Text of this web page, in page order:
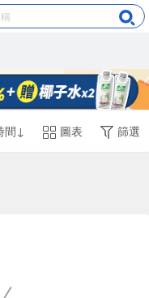
間↓ 圖表 篩選